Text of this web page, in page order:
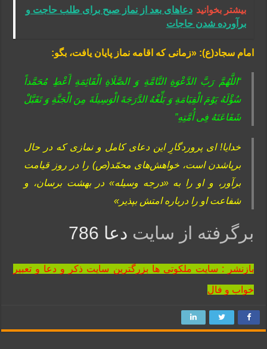
بیشتر بخوانید دعاهای بعد از نماز صبح برای طلب حاجت و
برآورده شدن حاجات
امام سجاد(ع): «زمانی که اقامه ‏نماز پایان یافت، بگو:
“اللَّهُمَّ رَبَّ الدَّعْوَةِ التَّامَّةِ وَ الصَّلَاةِ الْقَائِمَةِ أَعْطِ مُحَمَّداً
سُؤْلَهُ یَوْمَ الْقِیَامَةِ وَ بَلِّغْهُ الدَّرَجَةَ الْوَسِیلَةَ مِنَ الْجَنَّةِ وَ تَقَبَّلْ
شَفَاعَتَهُ فِی أُمَّتِهِ”
خدایا! اى پروردگارِ این دعای کامل و نمازی که در حال
برپاشدن است، خواهش‌هاى محمّد(ص) را در روز قیامت
برآور، و او را به «درجه وسیله» در بهشت برسان، و
شفاعت او را درباره امتش بپذیر»
برگرفته از سایت دعا 786
بازنشر : سایت ملکوتی ها بزرگترین سایت ذکر و دعا و تعبیر
خواب و فال